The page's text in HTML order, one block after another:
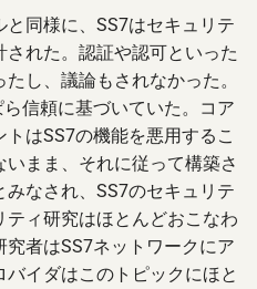
同様に、SS7はセキュリテ
れた。認証や認可といった
し、議論もされなかった。
信頼に基づいていた。コア
はSS7の機能を悪用するこ
まま、それに従って構築さ
なされ、SS7のセキュリテ
ティ研究はほとんどおこなわ
者はSS7ネットワークにア
イダはこのトピックにほと